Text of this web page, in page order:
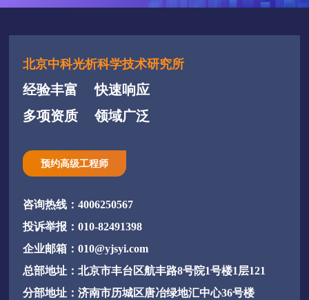
北京中科光析科学技术研究所
经验丰富
快速响应
多项资质
领域广泛
预约高级工程师
咨询热线：4006250567
投诉举报：010-82491398
企业邮箱：010@yjsyi.com
总部地址：北京市丰台区航丰路8号院1号楼1层121
分部地址：济南市历城区唐冶绿地汇中心36号楼